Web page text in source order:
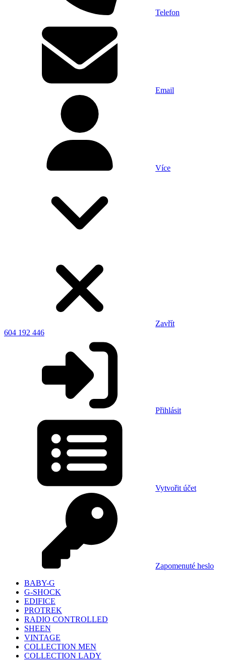
Telefon
Email
Více
Zavřít
604 192 446
Přihlásit
Vytvořit účet
Zapomenuté heslo
BABY-G
G-SHOCK
EDIFICE
PROTREK
RADIO CONTROLLED
SHEEN
VINTAGE
COLLECTION MEN
COLLECTION LADY